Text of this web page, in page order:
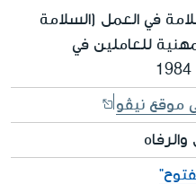
في العمل (السلامة
للعاملين في
موقع نيڤو